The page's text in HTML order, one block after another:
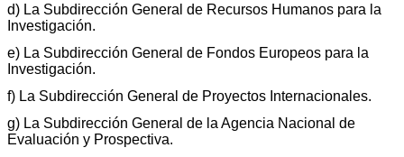
d) La Subdirección General de Recursos Humanos para la
Investigación.
e) La Subdirección General de Fondos Europeos para la
Investigación.
f) La Subdirección General de Proyectos Internacionales.
g) La Subdirección General de la Agencia Nacional de
Evaluación y Prospectiva.